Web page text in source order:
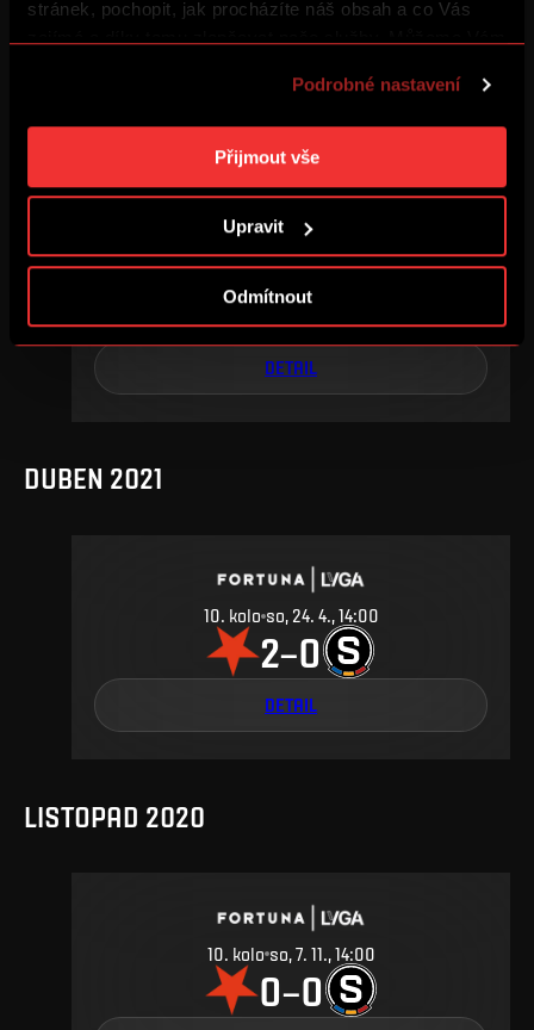
stránek, pochopit, jak procházíte náš obsah a co Vás
reklamu na základě Vašich preferencí. Jednotlivé
cookies a účely zpracování si můžete nastavit v
„Podrobném nastavení“. Nastavení cookies si můžete
kdykoliv změnit. Jak takovou úpravu provést a další
Podrobné nastavení
Přijmout vše
Upravit
Odmítnout
KVĚTEN 2021
1–1
DETAIL
DUBEN 2021
10. kolo so, 24. 4., 14:00
2–0
DETAIL
LISTOPAD 2020
10. kolo so, 7. 11., 14:00
0–0